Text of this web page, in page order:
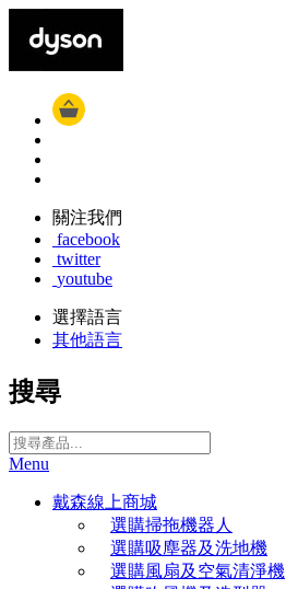
關注我們
facebook
twitter
youtube
選擇語言
其他語言
搜尋
Menu
戴森線上商城
選購掃拖機器人
選購吸塵器及洗地機
選購風扇及空氣清淨機